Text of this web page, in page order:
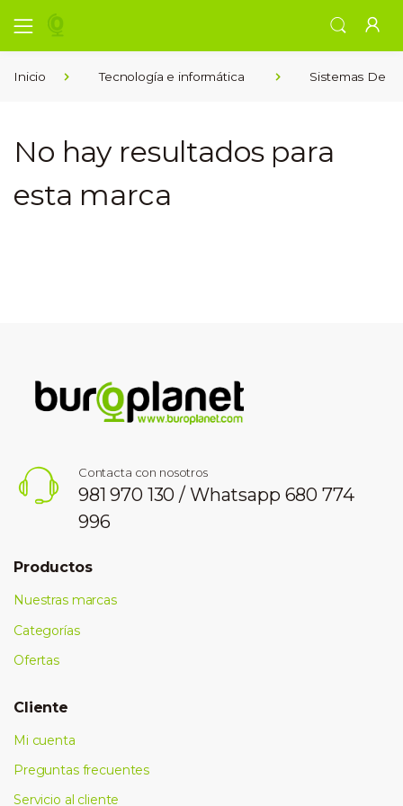
Inicio Tecnología e informática Sistemas De
No hay resultados para
esta marca
Contacta con nosotros
981 970 130 / Whatsapp 680 774
996
Productos
Nuestras marcas
Categorías
Ofertas
Cliente
Mi cuenta
Preguntas frecuentes
Servicio al cliente